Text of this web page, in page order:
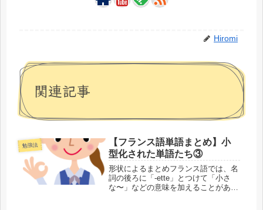
Hiromi
関連記事
勉強法
【フランス語単語まとめ】小
型化された単語たち③
形状によるまとめフランス語では、名
詞の後ろに「-ette」とつけて「小さ
な〜」などの意味を加えることがあり